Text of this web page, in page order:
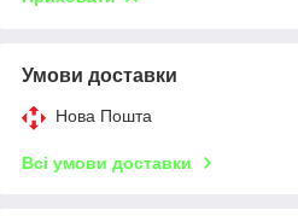
Умови доставки
Нова Пошта
Всі умови доставки